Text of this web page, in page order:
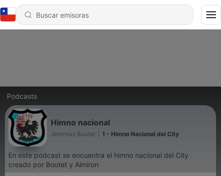
Podcasts
Himno nacional
Jeremias Boutet 1 - Himno Nacional del City
En este podcast se encuentra el himno nacional del City
creado por Boutet y Almiron